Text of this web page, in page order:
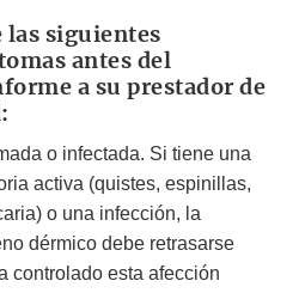
las siguientes
antes del
a su prestador de
o infectada. Si tiene una
activa (quistes, espinillas,
o una infección, la
dérmico debe retrasarse
controlado esta afección